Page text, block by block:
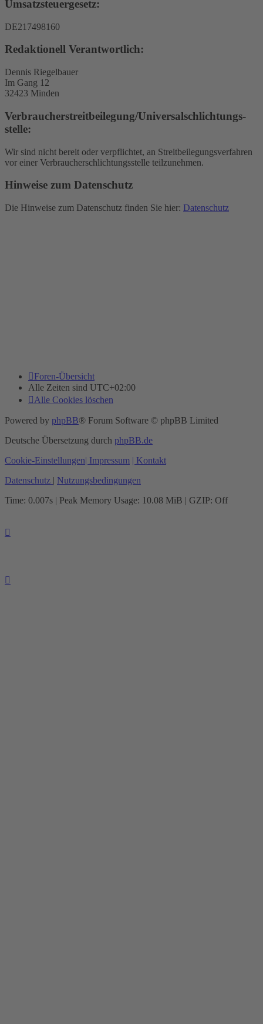
Umsatzsteuergesetz:
DE217498160
Redaktionell Verantwortlich:
Dennis Riegelbauer
Im Gang 12
32423 Minden
Verbraucher­streit­beilegung/Universal­schlichtungs­
stelle:
Wir sind nicht bereit oder verpflichtet, an Streitbeilegungsverfahren
vor einer Verbraucherschlichtungsstelle teilzunehmen.
Hinweise zum Datenschutz
Die Hinweise zum Datenschutz finden Sie hier: Datenschutz
Foren-Übersicht
Alle Zeiten sind UTC+02:00
Alle Cookies löschen
Powered by phpBB® Forum Software © phpBB Limited
Deutsche Übersetzung durch phpBB.de
Cookie-Einstellungen| Impressum | Kontakt
Datenschutz | Nutzungsbedingungen
Time: 0.007s | Peak Memory Usage: 10.08 MiB | GZIP: Off